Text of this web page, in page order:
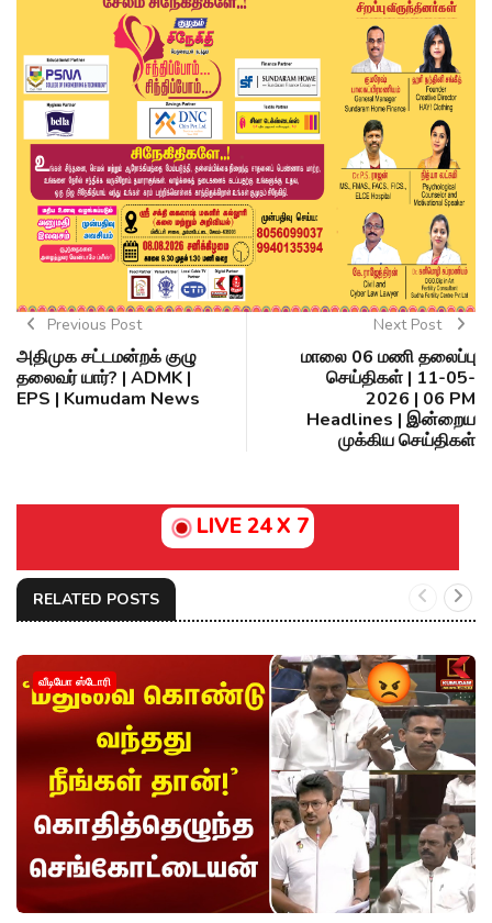
Previous Post
அதிமுக சட்டமன்றக் குழு
தலைவர் யார்? | ADMK |
EPS | Kumudam News
Next Post
மாலை 06 மணி தலைப்பு
செய்திகள் | 11-05-
2026 | 06 PM
Headlines | இன்றைய
முக்கிய செய்திகள்
LIVE 24 X 7
RELATED POSTS
வீடியோ ஸ்டோரி